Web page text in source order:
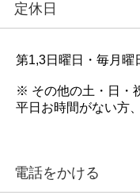
定休日
第1,3日曜日・毎月曜
※ その他の土・日・
平日お時間がない方
電話をかける